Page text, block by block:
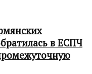
в ЕСПЧ